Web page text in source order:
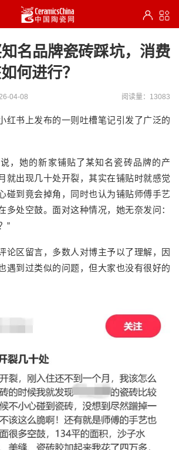
名品牌瓷砖踩坑，消费
何进行？
04-08 阅读量：13083
红书上发布的一则吐槽笔记引发了广泛的
，她的新家铺贴了某知名瓷砖品牌的产
就出现几十处开裂，其实在铺贴时就感觉
碰到竟会掉角，同时也认为铺贴师傅手艺
多处空鼓。面对这种情况， 她无奈发问：
”
论区留言，多数人对博主予以了理解，因
遇到过类似的问题，但大家也没有很好的